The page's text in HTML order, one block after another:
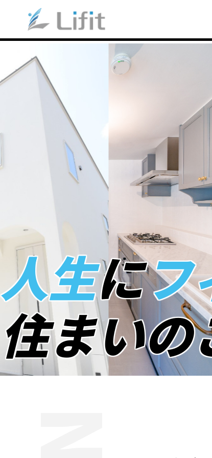
人生にフ
住まいの